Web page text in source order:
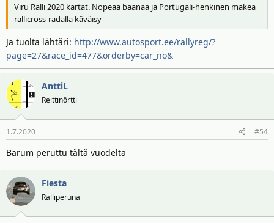
Viru Ralli 2020 kartat. Nopeaa baanaa ja Portugali-henkinen makea
rallicross-radalla käväisy
Ja tuolta lähtäri: http://www.autosport.ee/rallyreg/?
page=27&race_id=477&orderby=car_no&
AnttiL
Reittinörtti
1.7.2020 #54
Barum peruttu tältä vuodelta
Fiesta
Ralliperuna